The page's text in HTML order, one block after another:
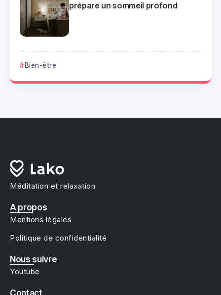
prépare un sommeil profond
Bien-être
Méditation et relaxation
A propos
Mentions légales
Politique de confidentialité
Nous suivre
Youtube
Contact